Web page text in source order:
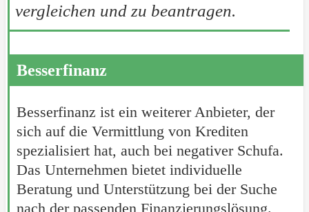
vergleichen und zu beantragen.
Besserfinanz
Besserfinanz ist ein weiterer Anbieter, der
sich auf die Vermittlung von Krediten
spezialisiert hat, auch bei negativer Schufa.
Das Unternehmen bietet individuelle
Beratung und Unterstützung bei der Suche
nach der passenden Finanzierungslösung.